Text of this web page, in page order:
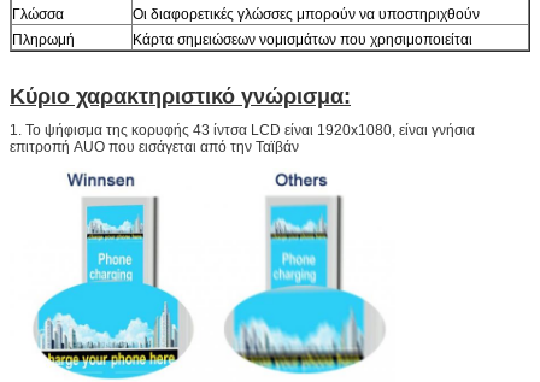
Γλώσσα
Οι διαφορετικές γλώσσες μπορούν να υποστηριχθούν
Πληρωμή
Κάρτα σημειώσεων νομισμάτων που χρησιμοποιείται
Κύριο χαρακτηριστικό γνώρισμα:
1. Το ψήφισμα της κορυφής 43 ίντσα LCD είναι 1920x1080, είναι γνήσια
επιτροπή AUO που εισάγεται από την Ταϊβάν